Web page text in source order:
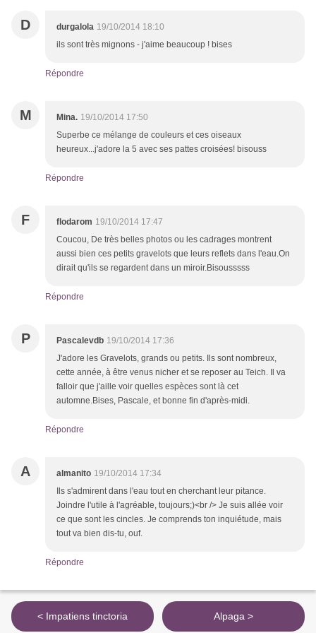
D durgalola 19/10/2014 18:10
ils sont très mignons - j'aime beaucoup ! bises
Répondre
M Mina. 19/10/2014 17:50
Superbe ce mélange de couleurs et ces oiseaux
heureux...j'adore la 5 avec ses pattes croisées! bisouss
Répondre
F flodarom 19/10/2014 17:47
Coucou, De très belles photos ou les cadrages montrent
aussi bien ces petits gravelots que leurs reflets dans l'eau.On
dirait qu'ils se regardent dans un miroir.Bisousssss
Répondre
P Pascalevdb 19/10/2014 17:36
J'adore les Gravelots, grands ou petits. Ils sont nombreux,
cette année, à être venus nicher et se reposer au Teich. Il va
falloir que j'aille voir quelles espèces sont là cet
automne.Bises, Pascale, et bonne fin d'après-midi.
Répondre
A almanito 19/10/2014 17:34
Ils s'admirent dans l'eau tout en cherchant leur pitance.
Joindre l'utile à l'agréable, toujours;)<br /> Je suis allée voir
ce que sont les cincles. Je comprends ton inquiétude, mais
tout va bien dis-tu, ouf.
Répondre
< Impatiens tinctoria Alpaga >